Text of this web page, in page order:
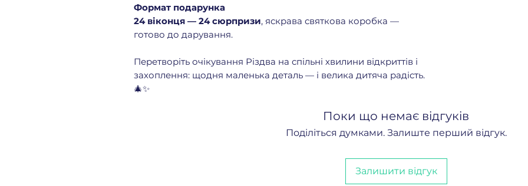
Формат подарунка
24 віконця — 24 сюрпризи, яскрава святкова коробка —
готово до дарування.
Перетворіть очікування Різдва на спільні хвилини відкриттів і
захоплення: щодня маленька деталь — і велика дитяча радість.
🎄✨
Поки що немає відгуків
Поділіться думками. Залиште перший відгук.
Залишити відгук